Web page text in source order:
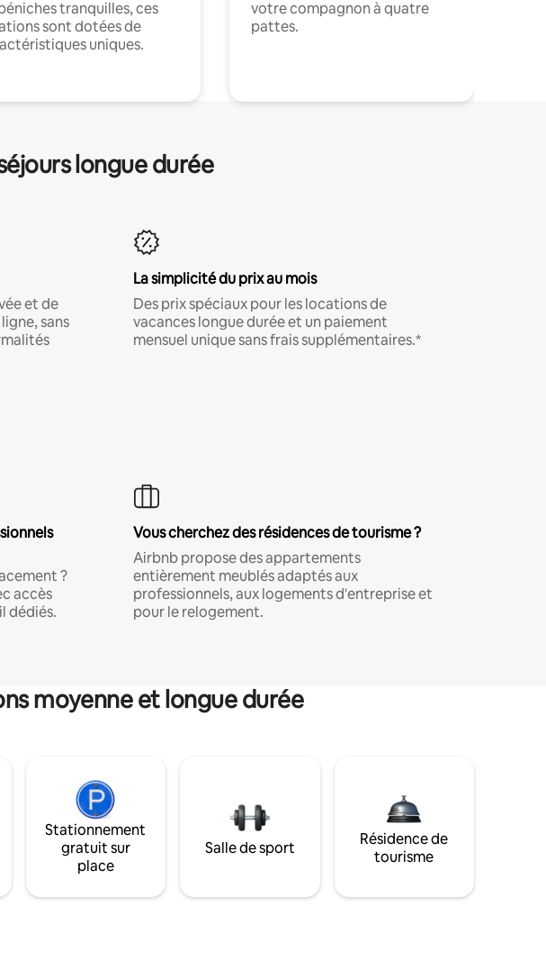
tranquilles, ces
sont dotées de
uniques.
votre compagnon à quatre
pattes.
longue durée
et de
sans
La simplicité du prix au mois
Des prix spéciaux pour les locations de
vacances longue durée et un paiement
mensuel unique sans frais supplémentaires.*
?
accès
dédiés.
Vous cherchez des résidences de tourisme ?
Airbnb propose des appartements
entièrement meublés adaptés aux
professionnels, aux logements d'entreprise et
pour le relogement.
moyenne et longue durée
Stationnement
gratuit sur
place
Salle de sport
Résidence de
tourisme